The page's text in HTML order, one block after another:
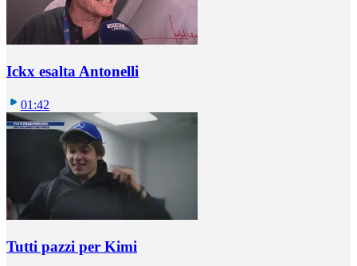
Ickx esalta Antonelli
01:42
Tutti pazzi per Kimi